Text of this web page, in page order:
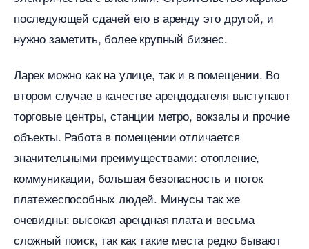
последующей сдачей его в аренду это другой, и
нужно заметить, более крупный бизнес.
Ларек можно как на улице, так и в помещении. Во
тором случае в качестве арендодателя выступают
торговые центры, станции метро, вокзалы и прочие
объекты. Работа в помещении отличается
значительными преимуществами: отопление,
коммуникации, большая безопасность и поток
платежеспособных людей. Минусы так же
очевидны: высокая арендная плата и весьма
сложный поиск, так как такие места редко бывают